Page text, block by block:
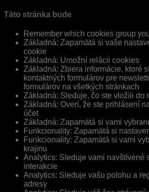
Táto stránka bude
Remember which cookies group
Základná: Zapamätá si vaše
cookie
Základná: Umožní relácii cookies
Základná: Zbiera informácie, ktoré
kontaktných formulárov pre
formulárov na všetkých stránkach
Základná: Sleduje, čo ste vložili do
Základná: Overí, že ste prihlásení
účet
Základná: Zapamätá si vami
Funkcionality: Zapamätá si
Funkcionality: Zapamätá si vami
krajinu
Analytics: Sleduje vami navštívené
interakcie
Analytics: Sleduje vašu polohu a
adresy